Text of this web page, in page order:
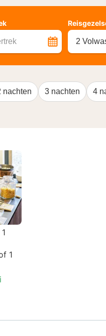
2
nachten 3 nachten 4
1